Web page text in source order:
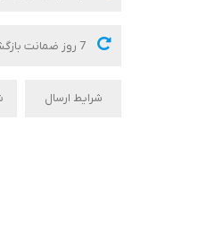
شرایط ارسال